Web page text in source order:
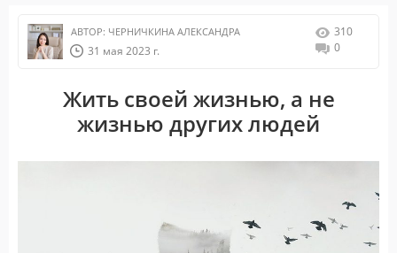
АВТОР: ЧЕРНИЧКИНА АЛЕКСАНДРА
31 мая 2023 г.
310
0
Жить своей жизнью, а не
жизнью других людей